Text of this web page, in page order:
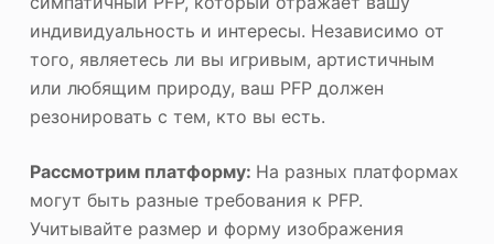
индивидуальность и интересы. Независимо от
того, являетесь ли вы игривым, артистичным
или любящим природу, ваш PFP должен
резонировать с тем, кто вы есть.
Рассмотрим платформу: На разных платформах
могут быть разные требования к PFP.
Учитывайте размер и форму изображения